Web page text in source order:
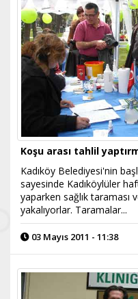
Koşu arası tahlil
Kadıköy Belediyesi'nin
sayesinde Kadıköylüler
yaparken sağlık taraması
yakalıyorlar. Taramalar...
03 Mayıs 2011 - 11:38